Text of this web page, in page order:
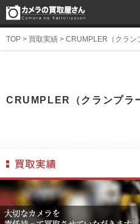
TOP > 買取実績 > CRUMPLER（クラン
CRUMPLER（クランプラ